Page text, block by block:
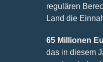
regulären
Land die
65 Millionen
das in diesem